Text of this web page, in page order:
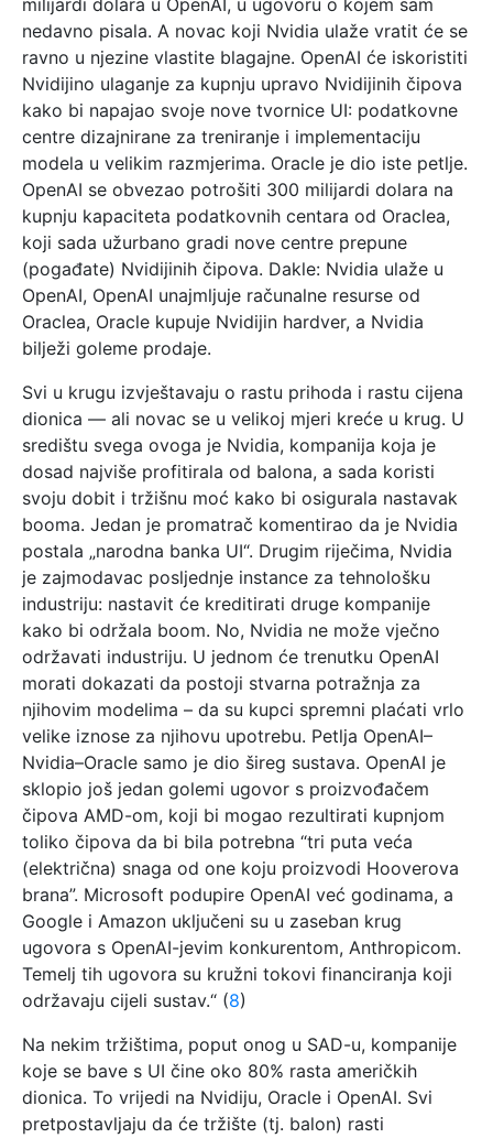
milijardi dolara u OpenAI, u ugovoru o kojem sam
nedavno pisala. A novac koji Nvidia ulaže vratit će se
ravno u njezine vlastite blagajne. OpenAI će iskoristiti
Nvidijino ulaganje za kupnju upravo Nvidijinih čipova
kako bi napajao svoje nove tvornice UI: podatkovne
centre dizajnirane za treniranje i implementaciju
modela u velikim razmjerima. Oracle je dio iste petlje.
OpenAI se obvezao potrošiti 300 milijardi dolara na
kupnju kapaciteta podatkovnih centara od Oraclea,
koji sada užurbano gradi nove centre prepune
(pogađate) Nvidijinih čipova. Dakle: Nvidia ulaže u
OpenAI, OpenAI unajmljuje računalne resurse od
Oraclea, Oracle kupuje Nvidijin hardver, a Nvidia
bilježi goleme prodaje.
Svi u krugu izvještavaju o rastu prihoda i rastu cijena
dionica — ali novac se u velikoj mjeri kreće u krug. U
središtu svega ovoga je Nvidia, kompanija koja je
dosad najviše profitirala od balona, a sada koristi
svoju dobit i tržišnu moć kako bi osigurala nastavak
booma. Jedan je promatrač komentirao da je Nvidia
postala „narodna banka UI“. Drugim riječima, Nvidia
je zajmodavac posljednje instance za tehnološku
industriju: nastavit će kreditirati druge kompanije
kako bi održala boom. No, Nvidia ne može vječno
održavati industriju. U jednom će trenutku OpenAI
morati dokazati da postoji stvarna potražnja za
njihovim modelima – da su kupci spremni plaćati vrlo
velike iznose za njihovu upotrebu. Petlja OpenAI–
Nvidia–Oracle samo je dio šireg sustava. OpenAI je
sklopio još jedan golemi ugovor s proizvođačem
čipova AMD-om, koji bi mogao rezultirati kupnjom
toliko čipova da bi bila potrebna “tri puta veća
(električna) snaga od one koju proizvodi Hooverova
brana”. Microsoft podupire OpenAI već godinama, a
Google i Amazon uključeni su u zaseban krug
ugovora s OpenAI-jevim konkurentom, Anthropicom.
Temelj tih ugovora su kružni tokovi financiranja koji
održavaju cijeli sustav.“ (8)
Na nekim tržištima, poput onog u SAD-u, kompanije
koje se bave s UI čine oko 80% rasta američkih
dionica. To vrijedi na Nvidiju, Oracle i OpenAI. Svi
pretpostavljaju da će tržište (tj. balon) rasti